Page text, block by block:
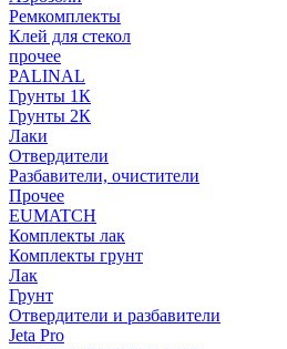
Ремкомплекты
Клей для стекол
прочее
PALINAL
Грунты 1К
Грунты 2К
Лаки
Отвердители
Разбавители, очистители
Прочее
EUMATCH
Комплекты лак
Комплекты грунт
Лак
Грунт
Отвердители и разбавители
Jeta Pro